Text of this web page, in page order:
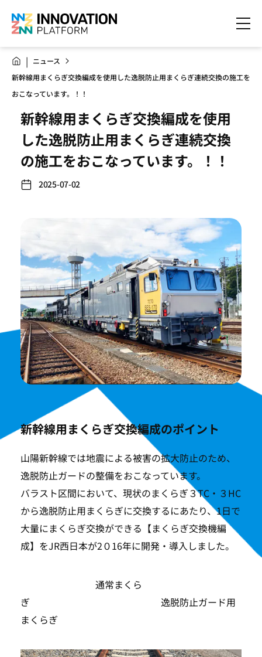
ニュース
新幹線用まくらぎ交換編成を使用した逸脱防止用まくらぎ連続交換の施工を
おこなっています。！！
新幹線用まくらぎ交換編成を使用
した逸脱防止用まくらぎ連続交換
の施工をおこなっています。！！
2025-07-02
新幹線用まくらぎ交換編成のポイント
山陽新幹線では地震による被害の拡大防止のため、
逸脱防止ガードの整備をおこなっています。
バラスト区間において、現状のまくらぎ３TC・３HC
から逸脱防止用まくらぎに交換するにあたり、1日で
大量にまくらぎ交換ができる【まくらぎ交換機編
成】をJR西日本が2０16年に開発・導入しました。
通常まくら
ぎ 逸脱防止ガード用
まくらぎ